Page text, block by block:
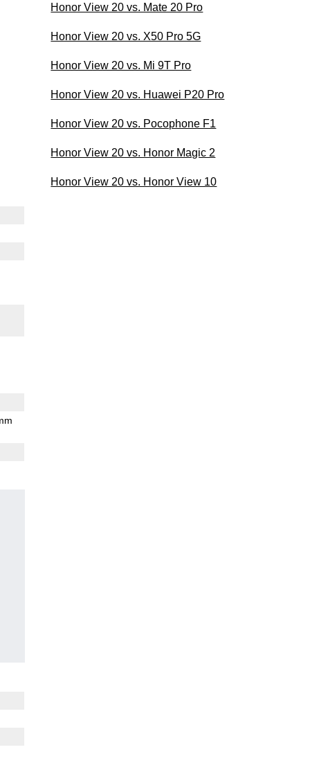
Honor View 20 vs. Mate 20 Pro
Honor View 20 vs. X50 Pro 5G
Honor View 20 vs. Mi 9T Pro
Honor View 20 vs. Huawei P20 Pro
Honor View 20 vs. Pocophone F1
Honor View 20 vs. Honor Magic 2
Honor View 20 vs. Honor View 10